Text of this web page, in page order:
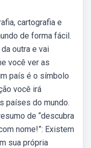
cartografia e
de forma fácil.
outra e vai
você ver as
país é o símbolo
você irá
países do mundo.
de “descubra
nome!”: Existem
sua própria